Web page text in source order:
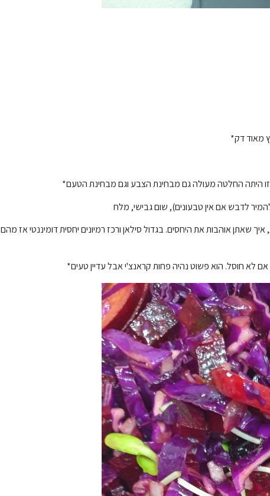
היתה החלטה מעולה גם מבחינת הצבע וגם מבחינת הטעם*
לדבש אם אין טבעונים), שום גבישי, מלח
שאתן אוהבות את היחסים. בגדול סילאן ורכז רמיונים יחסית דומיננטי אז מהם
לא חוסל. הוא פשוט נהיה פחות קראנצ'י אבל עדיין טעים*